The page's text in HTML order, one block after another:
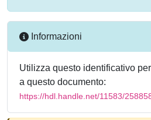
Informazioni
Utilizza questo identificativo
a questo documento:
https://hdl.handle.net/11583/